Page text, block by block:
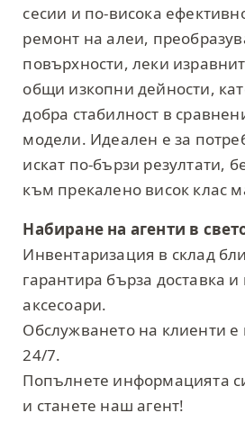
сесии и по-висока
ремонт на алеи,
повърхности, леки
общи изкопни дейности,
добра стабилност в
модели. Идеален е за
искат по-бързи резултати,
към прекалено висок клас
Набиране на агенти в
Инвентаризация в склад
гарантира бърза доставка
аксесоари.
Обслужването на клиенти
24/7.
Попълнете информацията
и станете наш агент!